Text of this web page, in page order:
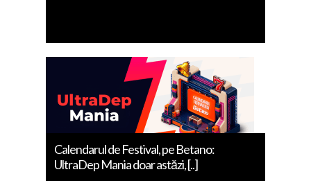
Calendarul de Festival, pe Betano:
UltraDep Mania doar astăzi, [..]